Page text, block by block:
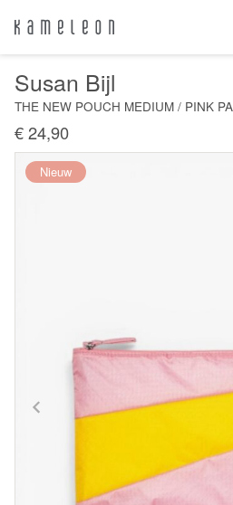
Susan Bijl
THE NEW POUCH MEDIUM / PINK
€ 24,90
Nieuw